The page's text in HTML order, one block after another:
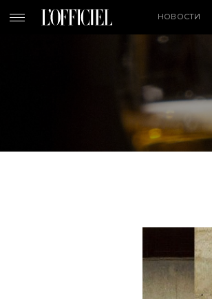
НОВОСТИ